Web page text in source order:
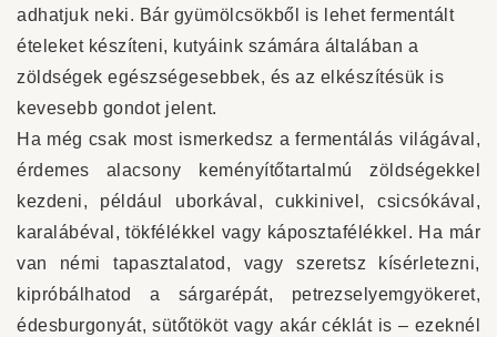
adhatjuk neki. Bár gyümölcsökből is lehet fermentált
ételeket készíteni, kutyáink számára általában a
zöldségek egészségesebbek, és az elkészítésük is
kevesebb gondot jelent.
Ha még csak most ismerkedsz a fermentálás világával,
érdemes alacsony keményítőtartalmú zöldségekkel
kezdeni, például uborkával, cukkinivel, csicsókával,
karalábéval, tökfélékkel vagy káposztafélékkel. Ha már
van némi tapasztalatod, vagy szeretsz kísérletezni,
kipróbálhatod a sárgarépát, petrezselyemgyökeret,
édesburgonyát, sütőtököt vagy akár céklát is – ezeknél